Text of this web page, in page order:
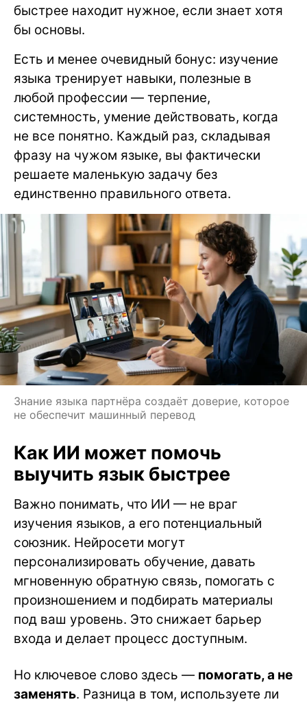
быстрее находит нужное, если знает хотя
бы основы.
Есть и менее очевидный бонус: изучение
языка тренирует навыки, полезные в
любой профессии — терпение,
системность, умение действовать, когда
не все понятно. Каждый раз, складывая
фразу на чужом языке, вы фактически
решаете маленькую задачу без
единственно правильного ответа.
Знание языка партнёра создаёт доверие, которое
не обеспечит машинный перевод
Как ИИ может помочь
выучить язык быстрее
Важно понимать, что ИИ — не враг
изучения языков, а его потенциальный
союзник. Нейросети могут
персонализировать обучение, давать
мгновенную обратную связь, помогать с
произношением и подбирать материалы
под ваш уровень. Это снижает барьер
входа и делает процесс доступным.
Но ключевое слово здесь — помогать, а не
заменять. Разница в том, используете ли